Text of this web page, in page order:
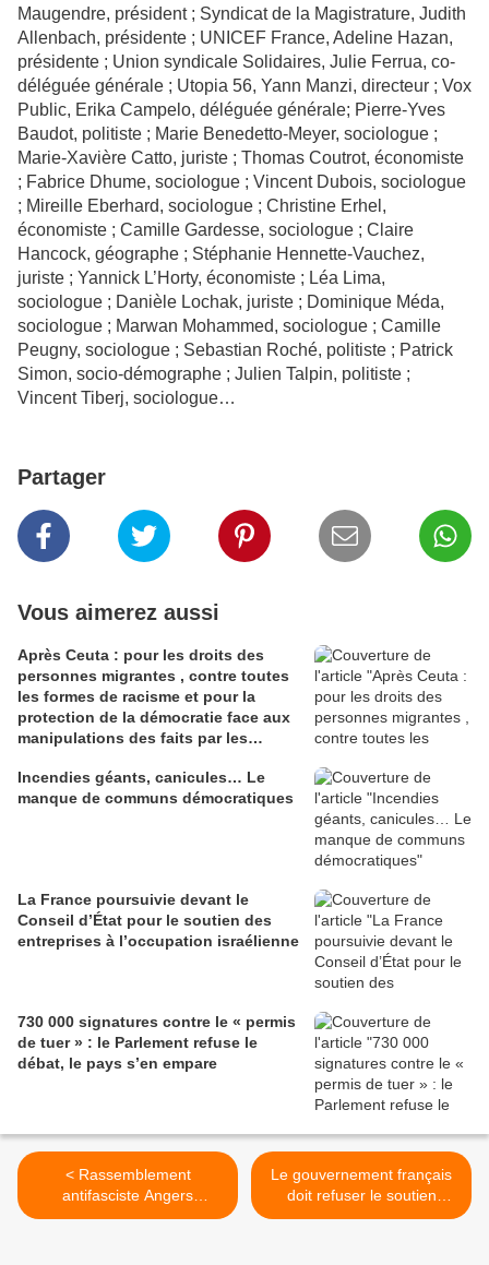
Maugendre, président ; Syndicat de la Magistrature, Judith
Allenbach, présidente ; UNICEF France, Adeline Hazan,
présidente ; Union syndicale Solidaires, Julie Ferrua, co-
déléguée générale ; Utopia 56, Yann Manzi, directeur ; Vox
Public, Erika Campelo, déléguée générale; Pierre-Yves
Baudot, politiste ; Marie Benedetto-Meyer, sociologue ;
Marie-Xavière Catto, juriste ; Thomas Coutrot, économiste
; Fabrice Dhume, sociologue ; Vincent Dubois, sociologue
; Mireille Eberhard, sociologue ; Christine Erhel,
économiste ; Camille Gardesse, sociologue ; Claire
Hancock, géographe ; Stéphanie Hennette-Vauchez,
juriste ; Yannick L’Horty, économiste ; Léa Lima,
sociologue ; Danièle Lochak, juriste ; Dominique Méda,
sociologue ; Marwan Mohammed, sociologue ; Camille
Peugny, sociologue ; Sebastian Roché, politiste ; Patrick
Simon, socio-démographe ; Julien Talpin, politiste ;
Vincent Tiberj, sociologue…
Partager
Vous aimerez aussi
Après Ceuta : pour les droits des
personnes migrantes , contre toutes
les formes de racisme et pour la
protection de la démocratie face aux
manipulations des faits par les
Incendies géants, canicules… Le
manque de communs démocratiques
La France poursuivie devant le
Conseil d’État pour le soutien des
entreprises à l’occupation israélienne
730 000 signatures contre le « permis
de tuer » : le Parlement refuse le
débat, le pays s’en empare
< Rassemblement
antifasciste Angers
09/06/2026 19h
Le gouvernement français
doit refuser le soutien
économique aux criminels